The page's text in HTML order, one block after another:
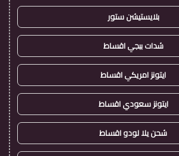
بلايستيشن ستور
شدات ببجي اقساط
ايتونز امريكي اقساط
ايتونز سعودي اقساط
شحن يلا لودو اقساط